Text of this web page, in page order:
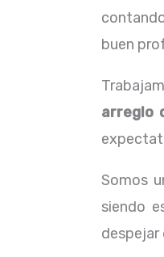
buen
arreglo
Somos
siendo
despejar